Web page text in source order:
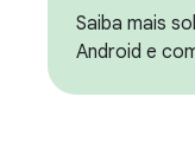
Saiba mais
Android e